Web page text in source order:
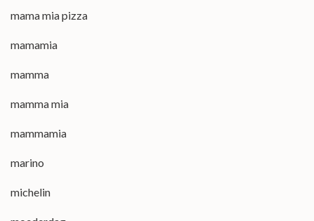
mama mia pizza
mamamia
mamma
mamma mia
mammamia
marino
michelin